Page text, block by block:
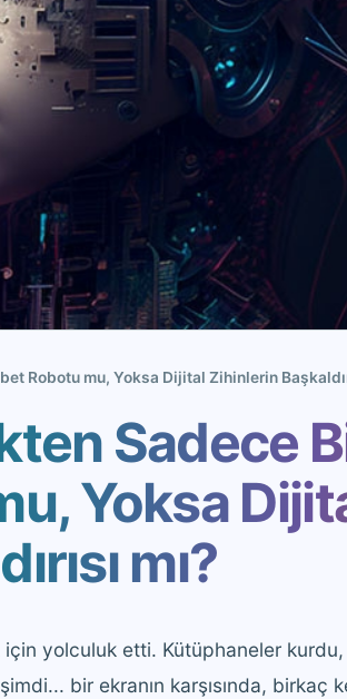
Robotu mu, Yoksa Dijital Zihinlerin
Sadece
Yoksa
mı?
yolculuk etti. Kütüphaneler
bir ekranın karşısında, birkaç